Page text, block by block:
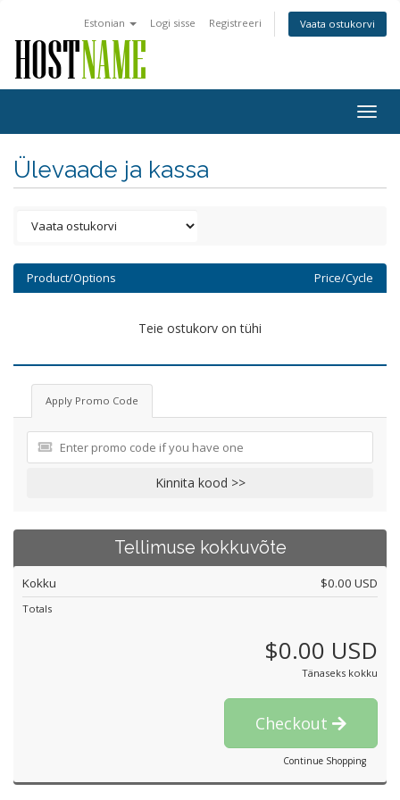
Estonian Logi sisse Registreeri Vaata ostukorvi
Ülevaade ja kassa
Product/Options Price/Cycle
Teie ostukorv on tühi
Apply Promo Code
Kinnita kood >>
Tellimuse kokkuvõte
Kokku $0.00 USD
Totals
$0.00 USD
Tänaseks kokku
Checkout
Continue Shopping